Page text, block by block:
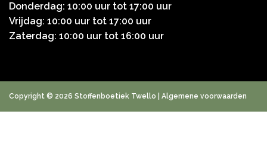
Donderdag: 10:00 uur tot 17:00 uur
Vrijdag: 10:00 uur tot 17:00 uur
Zaterdag: 10:00 uur tot 16:00 uur
Copyright © 2026 Stoffenboetiek Twello | Algemene voorwaarden